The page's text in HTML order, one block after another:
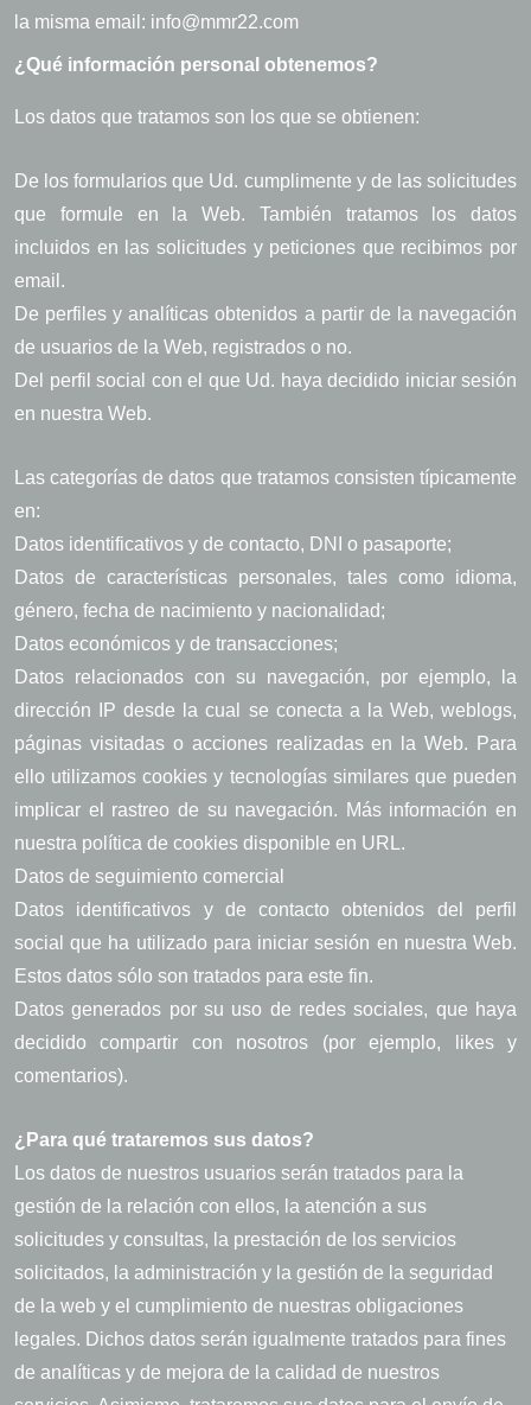
la misma email: info@mmr22.com
¿Qué información personal obtenemos?
Los datos que tratamos son los que se obtienen:
De los formularios que Ud. cumplimente y de las solicitudes
que formule en la Web. También tratamos los datos
incluidos en las solicitudes y peticiones que recibimos por
email.
De perfiles y analíticas obtenidos a partir de la navegación
de usuarios de la Web, registrados o no.
Del perfil social con el que Ud. haya decidido iniciar sesión
en nuestra Web.
Las categorías de datos que tratamos consisten típicamente
en:
Datos identificativos y de contacto, DNI o pasaporte;
Datos de características personales, tales como idioma,
género, fecha de nacimiento y nacionalidad;
Datos económicos y de transacciones;
Datos relacionados con su navegación, por ejemplo, la
dirección IP desde la cual se conecta a la Web, weblogs,
páginas visitadas o acciones realizadas en la Web. Para
ello utilizamos cookies y tecnologías similares que pueden
implicar el rastreo de su navegación. Más información en
nuestra política de cookies disponible en URL.
Datos de seguimiento comercial
Datos identificativos y de contacto obtenidos del perfil
social que ha utilizado para iniciar sesión en nuestra Web.
Estos datos sólo son tratados para este fin.
Datos generados por su uso de redes sociales, que haya
decidido compartir con nosotros (por ejemplo, likes y
comentarios).
¿Para qué trataremos sus datos?
Los datos de nuestros usuarios serán tratados para la
gestión de la relación con ellos, la atención a sus
solicitudes y consultas, la prestación de los servicios
solicitados, la administración y la gestión de la seguridad
de la web y el cumplimiento de nuestras obligaciones
legales. Dichos datos serán igualmente tratados para fines
de analíticas y de mejora de la calidad de nuestros